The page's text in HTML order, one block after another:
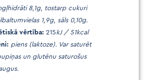
8,1g, tostarp cukuri
1,9g, sāls 0,10g.
vērtība: 215kJ / 51kcal
piens (laktoze). Var saturēt
un glutēnu saturošus